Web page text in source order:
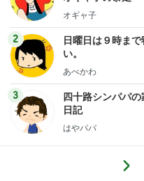
オギャ子
2
日曜日は９時まで
い。
あべかわ
3
四十路シンパパの
日記
はやパパ